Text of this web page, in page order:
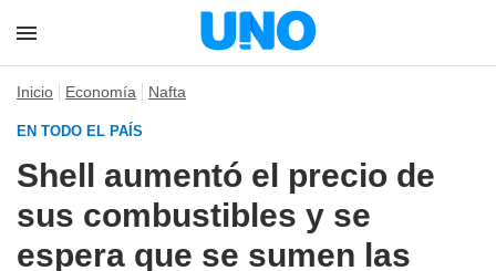
Inicio Economía Nafta
EN TODO EL PAÍS
Shell aumentó el precio de
sus combustibles y se
espera que se sumen las